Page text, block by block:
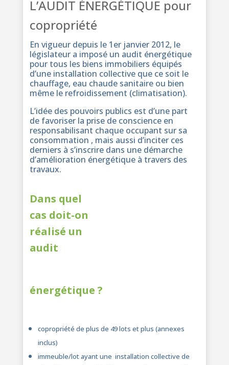
L’AUDIT ÉNERGÉTIQUE pour
copropriété
En vigueur depuis le 1er janvier 2012, le
législateur a imposé un audit énergétique
pour tous les biens immobiliers équipés
d’une installation collective que ce soit le
chauffage, eau chaude sanitaire ou bien
même le refroidissement (climatisation).
L’idée des pouvoirs publics est d’une part
de favoriser la prise de conscience en
responsabilisant chaque occupant sur sa
consommation , mais aussi d’inciter ces
derniers à s’inscrire dans une démarche
d’amélioration énergétique à travers des
travaux.
Dans quel
cas doit-on
réalisé un
audit
énergétique ?
copropriété de plus de 49 lots et plus (annexes
inclus)
immeuble/lot ayant une installation collective de